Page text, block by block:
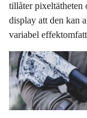
tillåter
display att den kan
variabel